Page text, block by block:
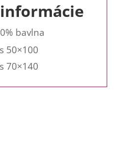
bavlna
50×100
70×140